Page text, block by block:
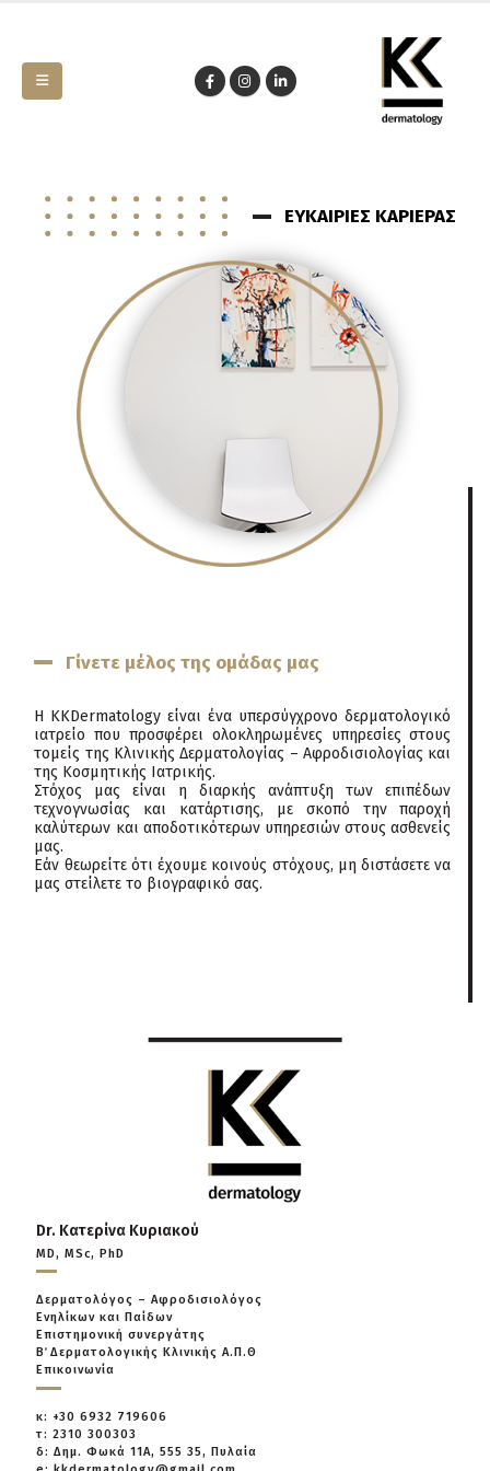
ΕΥΚΑΙΡΙΕΣ ΚΑΡΙΕΡΑΣ
Γίνετε μέλος της ομάδας μας
Η KKDermatology είναι ένα υπερσύγχρονο δερματολογικό
ιατρείο που προσφέρει ολοκληρωμένες υπηρεσίες στους
τομείς της Κλινικής Δερματολογίας – Αφροδισιολογίας και
της Κοσμητικής Ιατρικής.
Στόχος μας είναι η διαρκής ανάπτυξη των επιπέδων
τεχνογνωσίας και κατάρτισης, με σκοπό την παροχή
καλύτερων και αποδοτικότερων υπηρεσιών στους ασθενείς
μας.
Εάν θεωρείτε ότι έχουμε κοινούς στόχους, μη διστάσετε να
μας στείλετε το βιογραφικό σας.
Dr. Κατερίνα Κυριακού
MD, MSc, PhD
Δερματολόγος – Αφροδισιολόγος
Ενηλίκων και Παίδων
Επιστημονική συνεργάτης
Β΄ Δερματολογικής Κλινικής Α.Π.Θ
Επικοινωνία
κ: +30 6932 719606
τ: 2310 300303
δ: Δημ. Φωκά 11Α, 555 35, Πυλαία